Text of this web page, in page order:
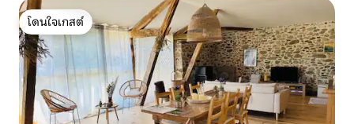
โดนใจเกสต์
โดนใจเกสต์